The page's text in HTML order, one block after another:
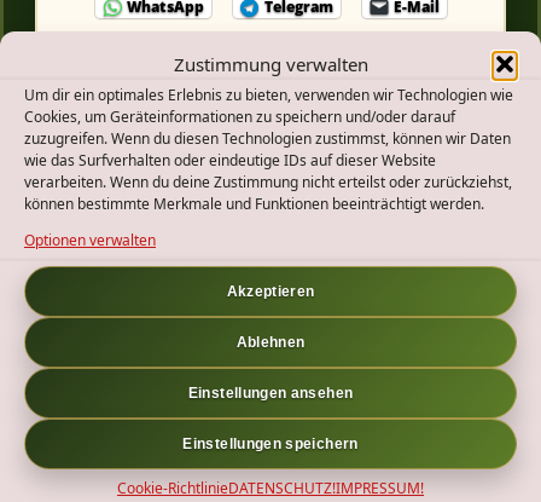
Zustimmung verwalten
Um dir ein optimales Erlebnis zu bieten, verwenden wir Technologien wie
Cookies, um Geräteinformationen zu speichern und/oder darauf
zuzugreifen. Wenn du diesen Technologien zustimmst, können wir Daten
wie das Surfverhalten oder eindeutige IDs auf dieser Website
verarbeiten. Wenn du deine Zustimmung nicht erteilst oder zurückziehst,
können bestimmte Merkmale und Funktionen beeinträchtigt werden.
Optionen verwalten
Akzeptieren
Ablehnen
Einstellungen ansehen
Einstellungen speichern
Cookie-RichtlinieDATENSCHUTZ!IMPRESSUM!
WhatsApp Telegram E-Mail
Entdecke mehr von
Melde dich für ein Abonnement an, um die
neuesten Beiträge per E-Mail zu erhalten.
Gib
Mail-
ABONNIEREN
2025 Abenteuer Adventure Bollerwagen
Hiking